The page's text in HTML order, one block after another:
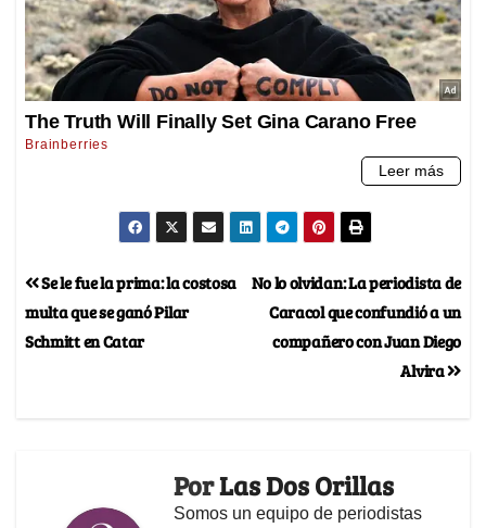
No lo olvidan: La periodista de
Caracol que confundió a un
compañero con Juan Diego
Alvira
Se le fue la prima: la costosa
multa que se ganó Pilar
Schmitt en Catar
PorLas Dos Orillas
Somos un equipo de periodistas